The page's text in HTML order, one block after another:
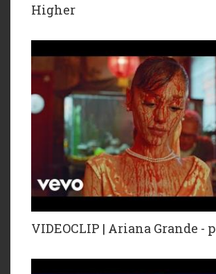
Higher
VIDEOCLIP | Ariana Grande -